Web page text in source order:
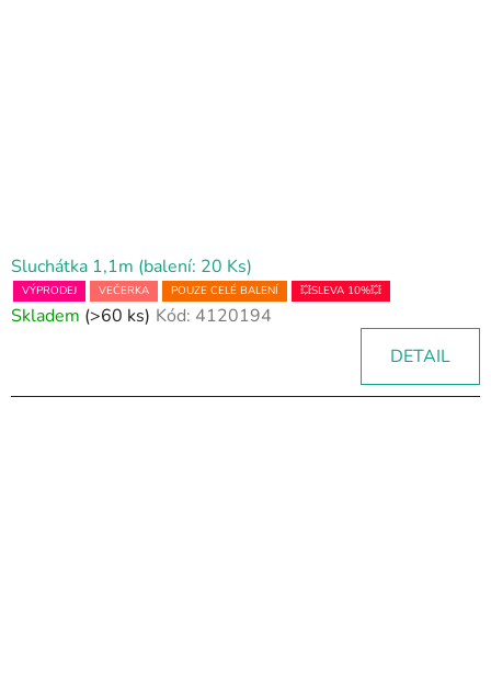
Sluchátka 1,1m (balení: 20 Ks)
VÝPRODEJ VEČERKA POUZE CELÉ BALENÍ 💥SLEVA 10%💥
Skladem (>60 ks) Kód: 4120194
DETAIL